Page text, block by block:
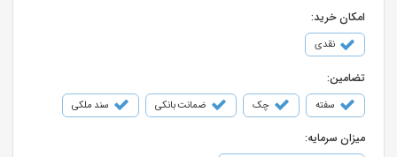
امکان خرید:
نقدی
تضامین:
سفته چک ضمانت بانکی سند ملکی
میزان سرمایه: